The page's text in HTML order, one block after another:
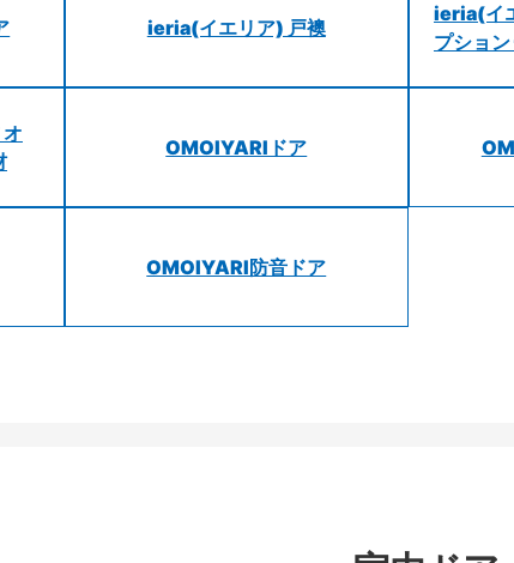
ieria(イエリア) 戸襖
ieria(イ
プショ
OMOIYARIドア
OMOIYARI防音ドア